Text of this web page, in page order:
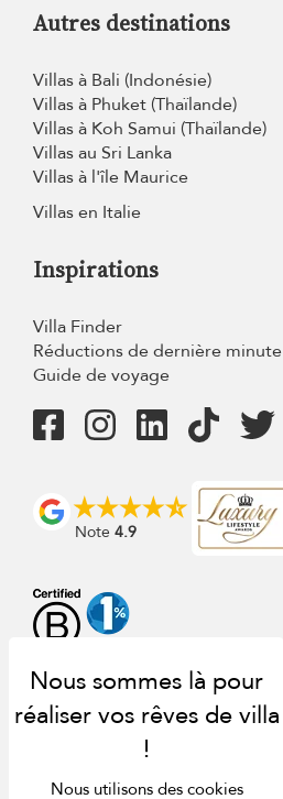
Autres destinations
Villas à Bali (Indonésie)
Villas à Phuket (Thaïlande)
Villas à Koh Samui (Thaïlande)
Villas au Sri Lanka
Villas à l'île Maurice
Villas en Italie
Inspirations
Villa Finder
Réductions de dernière minute
Guide de voyage
Note 4.9
Nous utilisons des cookies